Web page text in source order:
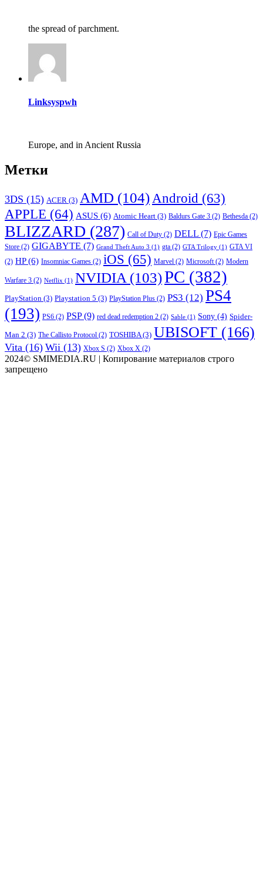
the spread of parchment.
Linksyspwh
Europe, and in Ancient Russia
Метки
3DS (15) ACER (3) AMD (104) Android (63)
APPLE (64) ASUS (6) Atomic Heart (3) Baldurs Gate 3 (2) Bethesda (2)
BLIZZARD (287) Call of Duty (2) DELL (7) Epic Games
Store (2) GIGABYTE (7) Grand Theft Auto 3 (1) gta (2) GTA Trilogy (1) GTA VI
(2) HP(6) Insomniac Games (2) iOS (65) Marvel (2) Microsoft (2) Modern
Warfare 3 (2) Netflix (1) NVIDIA (103)PC (382)
PlayStation (3) Playstation 5 (3) PlayStation Plus (2) PS3 (12) PS4
(193) PS6 (2) PSP(9) red dead redemption 2 (2) Sable (1) Sony (4) Spider-
Man 2 (3) The Callisto Protocol (2) TOSHIBA (3) UBISOFT (166)
Vita (16) Wii (13) Xbox S (2) Xbox X (2)
2024© SMIMEDIA.RU | Копирование материалов строго
запрещено